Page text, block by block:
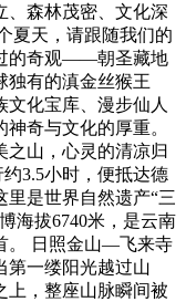
、森林茂密、文化深
夏天，请跟随我们的
的奇观——朝圣藏地
独有的滇金丝猴王
文化宝库、漫步仙人
奇与文化的厚重。
山，心灵的清凉归
3.5小时，便抵达德
里是世界自然遗产“三
海拔6740米，是云南
。 日照金山—飞来寺
一缕阳光越过山
上，整座山脉瞬间被